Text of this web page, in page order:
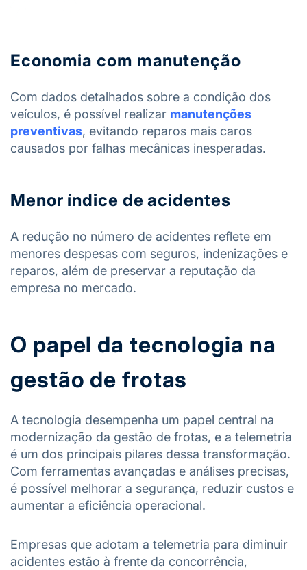
Economia com manutenção
Com dados detalhados sobre a condição dos
veículos, é possível realizar manutenções
preventivas, evitando reparos mais caros
causados por falhas mecânicas inesperadas.
Menor índice de acidentes
A redução no número de acidentes reflete em
menores despesas com seguros, indenizações e
reparos, além de preservar a reputação da
empresa no mercado.
O papel da tecnologia na
gestão de frotas
A tecnologia desempenha um papel central na
modernização da gestão de frotas, e a telemetria
é um dos principais pilares dessa transformação.
Com ferramentas avançadas e análises precisas,
é possível melhorar a segurança, reduzir custos e
aumentar a eficiência operacional.
Empresas que adotam a telemetria para diminuir
acidentes estão à frente da concorrência,